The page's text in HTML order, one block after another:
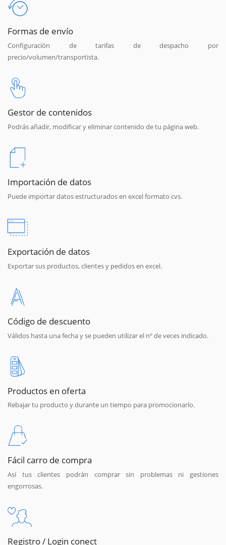
Formas de envío
Configuración de tarifas de despacho por
precio/volumen/transportista.
Gestor de contenidos
Podrás añadir, modificar y eliminar contenido de tu página web.
Importación de datos
Puede importar datos estructurados en excel formato cvs.
Exportación de datos
Exportar sus productos, clientes y pedidos en excel.
Código de descuento
Válidos hasta una fecha y se pueden utilizar el nº de veces indicado.
Productos en oferta
Rebajar tu producto y durante un tiempo para promocionarlo.
Fácil carro de compra
Así tus clientes podrán comprar sin problemas ni gestiones
engorrosas.
Registro / Login conect